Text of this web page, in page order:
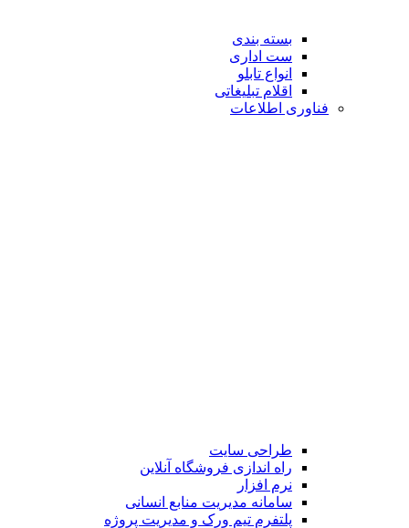
بسته بندی
ست اداری
انواع تابلو
اقلام تبلیغاتی
فناوری اطلاعات
طراحی سایت
راه اندازی فروشگاه آنلاین
نرم افزار
سامانه مدیریت منابع انسانی
پلتفرم تیم ورک و مدیریت پروژه